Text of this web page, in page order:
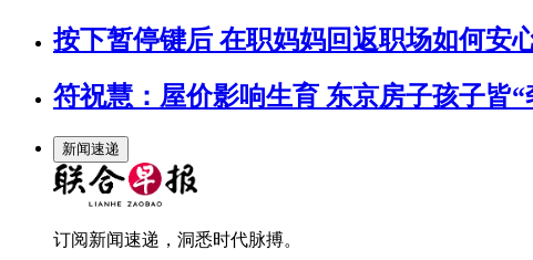
按下暂停键后 在职妈妈回返职场如何安
符祝慧：屋价影响生育 东京房子孩子皆“
新闻速递
订阅新闻速递，洞悉时代脉搏。